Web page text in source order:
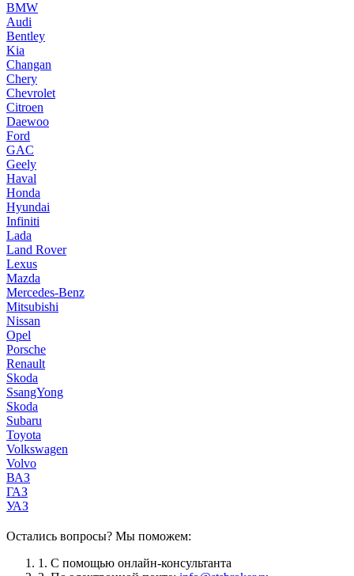
BMW
Audi
Bentley
Kia
Changan
Chery
Chevrolet
Citroen
Daewoo
Ford
GAC
Geely
Haval
Honda
Hyundai
Infiniti
Lada
Land Rover
Lexus
Mazda
Mercedes-Benz
Mitsubishi
Nissan
Opel
Porsche
Renault
Skoda
SsangYong
Skoda
Subaru
Toyota
Volkswagen
Volvo
ВАЗ
ГАЗ
УАЗ
Остались вопросы? Мы поможем:
1. С помощью онлайн-консультанта